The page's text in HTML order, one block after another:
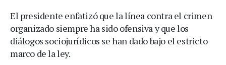
El presidente enfatizó que la línea contra el crimen
organizado siempre ha sido ofensiva y que los
diálogos sociojurídicos se han dado bajo el estricto
marco de la ley.